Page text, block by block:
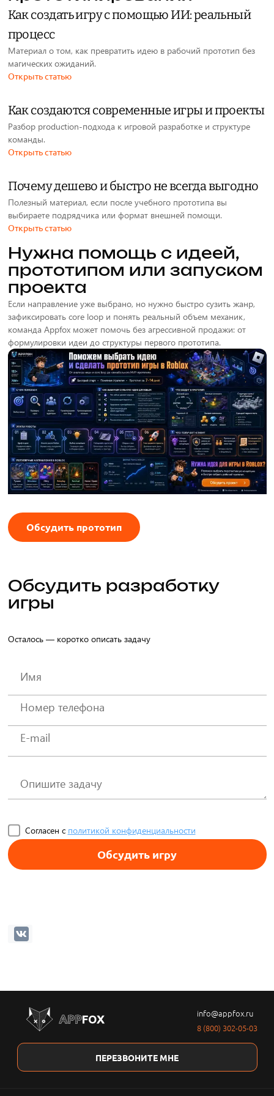
Как создать игру с помощью ИИ: реальный
процесс
Материал о том, как превратить идею в рабочий прототип без
магических ожиданий.
Открыть статью
Как создаются современные игры и проекты
Разбор production-подхода к игровой разработке и структуре
команды.
Открыть статью
Почему дешево и быстро не всегда выгодно
Полезный материал, если после учебного прототипа вы
выбираете подрядчика или формат внешней помощи.
Открыть статью
Нужна помощь с идеей,
прототипом или запуском
проекта
Если направление уже выбрано, но нужно быстро сузить жанр,
зафиксировать core loop и понять реальный объем механик,
команда Appfox может помочь без агрессивной продажи: от
формулировки идеи до структуры первого прототипа.
Обсудить прототип
Обсудить разработку
игры
Осталось — коротко описать задачу
Согласен с политикой конфиденциальности
Обсудить игру
info@appfox.ru
8 (800) 302-05-03
ПЕРЕЗВОНИТЕ МНЕ